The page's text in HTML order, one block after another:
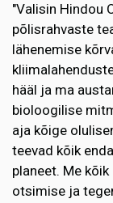
"Valisin Hindou
põlisrahvaste
lähenemise
hääl ja ma
bioloogilise
aja kõige
teevad kõik
planeet. Me
otsimise ja